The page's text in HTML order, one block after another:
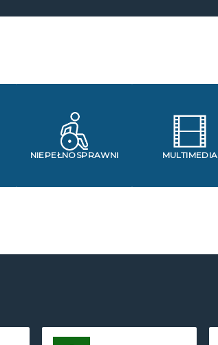
NIEPEŁNOSPRAWNI MULTIMEDIA